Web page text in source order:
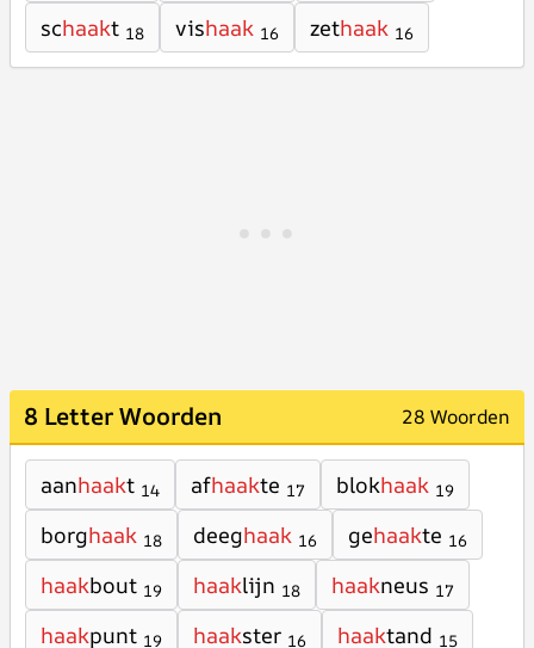
schaakt 18 vishaak 16 zethaak 16
8 Letter Woorden 28 Woorden
aanhaakt 14 afhaakte 17 blokhaak 19
borghaak 18 deeghaak 16 gehaakte 16
haakbout 19 haaklijn 18 haakneus 17
haakpunt 19 haakster 16 haaktand 15